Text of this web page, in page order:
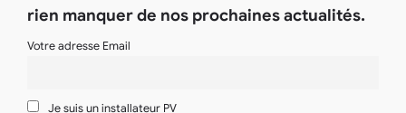
rien manquer de nos prochaines actualités.
Votre adresse Email
Je suis un installateur PV